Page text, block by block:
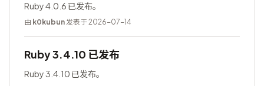
Ruby 4.0.6 已发布。
由 k0kubun发表于 2026-07-14
Ruby 3.4.10 已发布
Ruby 3.4.10 已发布。